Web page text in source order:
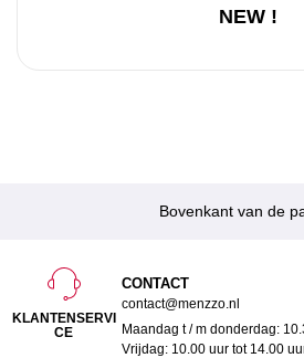
NEW !
Bovenkant van de
KLANTENSERVI
CE
CONTACT
contact@menzzo.nl
Maandag t / m donderdag:
Vrijdag: 10.00 uur tot 14.00